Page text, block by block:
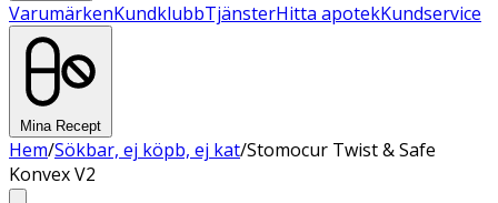
VarumärkenKundklubbTjänsterHitta apotekKundservice
Mina Recept
Hem/Sökbar, ej köpb, ej kat/Stomocur Twist & Safe
Konvex V2